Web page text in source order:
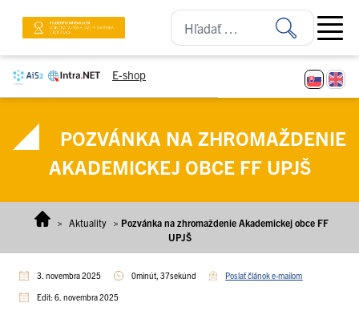
E-shop
Open
POZVÁNKA NA ZHROMAŽDENIE
AKADEMICKEJ OBCE FF UPJŠ
> Aktuality > Pozvánka na zhromaždenie Akademickej obce FF
UPJŠ
3. novembra 2025 0minút, 37sekúnd Poslať článok e-mailom
Edit: 6. novembra 2025